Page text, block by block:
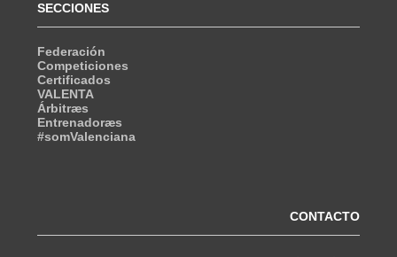
SECCIONES
Federación
Competiciones
Certificados
VALENTA
Árbitræs
Entrenadoræs
#somValenciana
CONTACTO